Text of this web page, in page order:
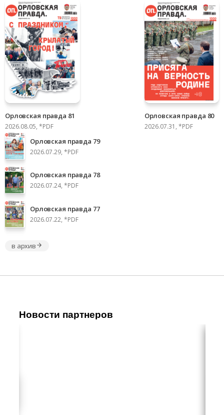
Орловская правда 81
2026.08.05, *PDF
Орловская правда 80
2026.07.31, *PDF
Орловская правда 79
2026.07.29, *PDF
Орловская правда 78
2026.07.24, *PDF
Орловская правда 77
2026.07.22, *PDF
в архив
Новости партнеров